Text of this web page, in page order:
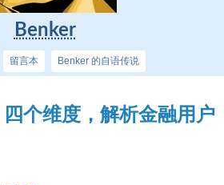
Benker
留言本 Benker 的自语传说
个维度，解析金融用户